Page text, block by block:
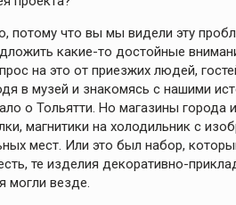
потому что вы мы видели эту
какие-то достойные
на это от приезжих людей,
в музей и знакомясь с нашими
о Тольятти. Но магазины
магнитики на холодильник с
мест. Или это был набор,
те изделия декоративно-
могли везде.